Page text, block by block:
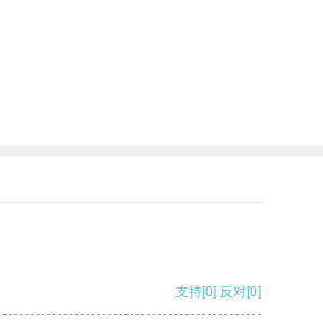
支持[0] 反对[0]